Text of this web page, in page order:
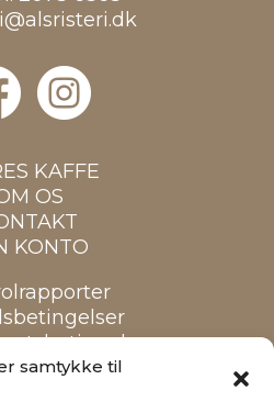
samtykke til
KAFFE
OS
KONTO